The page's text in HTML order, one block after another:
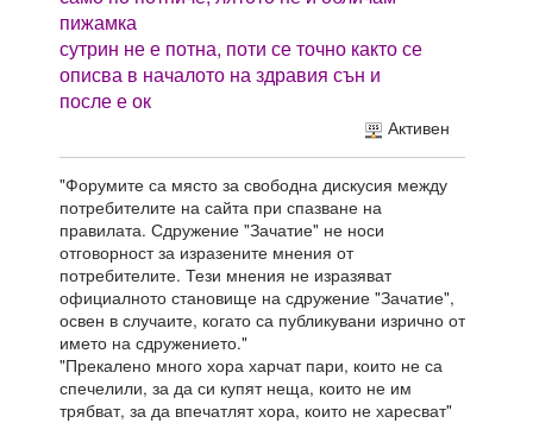
пижамка
сутрин не е потна, поти се точно както се
описва в началото на здравия сън и
после е ок
Активен
"Форумите са място за свободна дискусия между
потребителите на сайта при спазване на
правилата. Сдружение "Зачатие" не носи
отговорност за изразените мнения от
потребителите. Тези мнения не изразяват
официалното становище на сдружение "Зачатие",
освен в случаите, когато са публикувани изрично от
името на сдружението."
"Прекалено много хора харчат пари, които не са
спечелили, за да си купят неща, които не им
трябват, за да впечатлят хора, които не харесват"